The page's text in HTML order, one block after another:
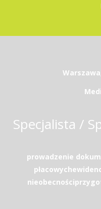
Specjalista /
prowadzenie